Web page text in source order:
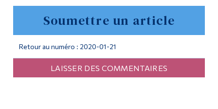
Soumettre un article
Retour au numéro : 2020-01-21
LAISSER DES COMMENTAIRES
Formation continue
Admissions
Qui vous êtes